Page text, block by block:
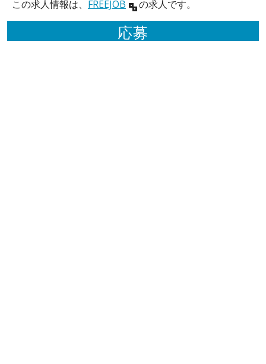
この求人情報は、 FREEJOB の求人です。
応募